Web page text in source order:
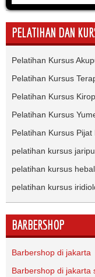
PELATIHAN DAN
Pelatihan Kursus
Pelatihan Kursus
Pelatihan Kursus
Pelatihan Kursus
Pelatihan Kursus Pijat
pelatihan kursus
pelatihan kursus
pelatihan kursus
BARBERSHOP
Barbershop di jakarta
Barbershop di jakarta